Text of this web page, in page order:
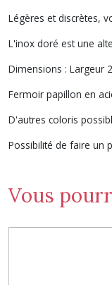
Légères et discrètes,
L'inox doré est une
Dimensions : Largeur
Fermoir papillon en
D'autres coloris
Possibilité de faire un
Vous